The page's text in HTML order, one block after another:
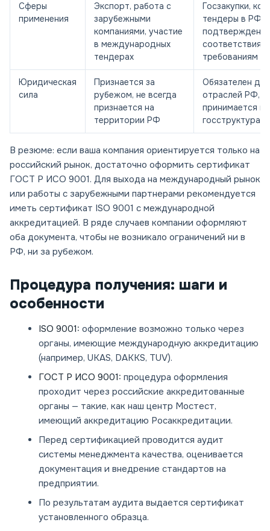
Сферы
применения
Экспорт, работа с
зарубежными
компаниями, участие
в международных
тендерах
Госзакупки,
тендеры в РФ,
подтверждение
соответствия
требованиям
Юридическая
сила
Признается за
рубежом, не всегда
признается на
территории РФ
Обязателен
отраслей РФ,
принимается
В резюме: если ваша компания ориентируется только на
российский рынок, достаточно оформить сертификат
ГОСТ Р ИСО 9001. Для выхода на международный рынок
или работы с зарубежными партнерами рекомендуется
иметь сертификат ISO 9001 с международной
аккредитацией. В ряде случаев компании оформляют
оба документа, чтобы не возникало ограничений ни в
РФ, ни за рубежом.
Процедура получения: шаги и
особенности
ISO 9001: оформление возможно только через
органы, имеющие международную аккредитацию
(например, UKAS, DAKKS, TUV).
ГОСТ Р ИСО 9001: процедура оформления
проходит через российские аккредитованные
органы — такие, как наш центр Мостест,
имеющий аккредитацию Росаккредитации.
Перед сертификацией проводится аудит
системы менеджмента качества, оценивается
документация и внедрение стандартов на
предприятии.
По результатам аудита выдается сертификат
установленного образца.